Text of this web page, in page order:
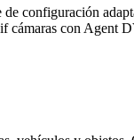
configuración
cámaras con Agent